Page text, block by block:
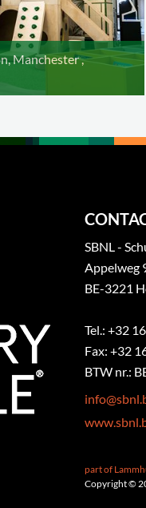
Manchester ,
SBNL -
Appelweg
BE-3221
Tel.: +32
Fax: +32
BTW nr.:
part of
Copyright ©